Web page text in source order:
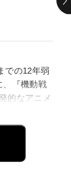
での12年弱
、『機動戦
的なアニメ
空の城ラ
そして、